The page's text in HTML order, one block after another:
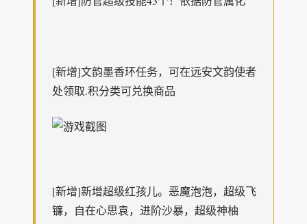
[新增]文韵墨香环任务，可在远安文韵使者
处领取.积分类可兑换商品
[新增]新增超级红孩儿。恶魔泡泡，超级飞
镰，自在心思袁，进阶沙暴，超级神柚